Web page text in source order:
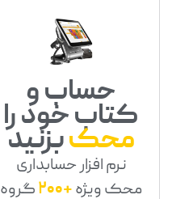
حساب و
کتاب خود را
محکبزنید
نرم افزار حسابداری
محک ویژه+200
گروه